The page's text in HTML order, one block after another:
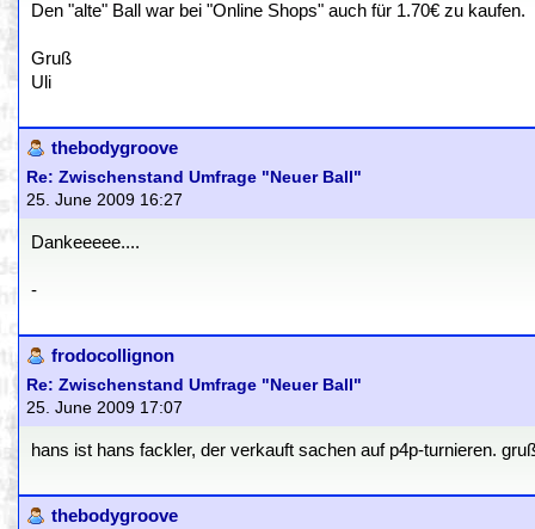
Den "alte" Ball war bei "Online Shops" auch für 1.70€ zu kaufen.
Gruß
Uli
thebodygroove
Re: Zwischenstand Umfrage "Neuer Ball"
25. June 2009 16:27
Dankeeeee....
-
frodocollignon
Re: Zwischenstand Umfrage "Neuer Ball"
25. June 2009 17:07
hans ist hans fackler, der verkauft sachen auf p4p-turnieren.
thebodygroove